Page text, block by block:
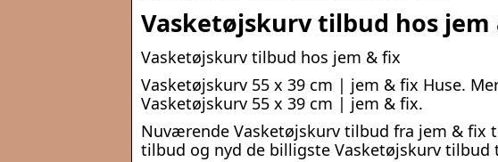
Vasketøjskurv tilbud hos
Vasketøjskurv tilbud hos jem & fix
Vasketøjskurv 55 x 39 cm | jem & fix Huse.
Vasketøjskurv 55 x 39 cm | jem & fix.
Nuværende Vasketøjskurv tilbud fra jem & fix
tilbud og nyd de billigste Vasketøjskurv tilbud